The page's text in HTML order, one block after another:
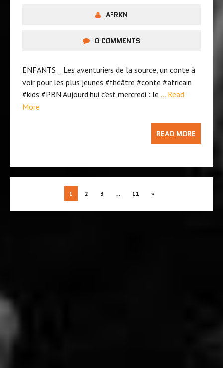
AFRKN
0 COMMENTS
ENFANTS _ Les aventuriers de la source, un conte à
voir pour les plus jeunes ‪#‎théâtre‬ ‪#‎conte‬ ‪#‎africain‬
‪#‎kids‬ ‪#‎PBN‬ Aujourd’hui c’est mercredi : le … Read
More
READ MORE
1 2 3 … 11 »